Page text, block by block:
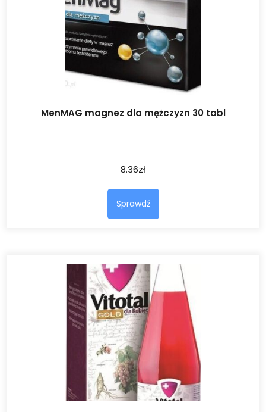
MenMAG magnez dla mężczyzn 30 tabl
8.36zł
Sprawdź